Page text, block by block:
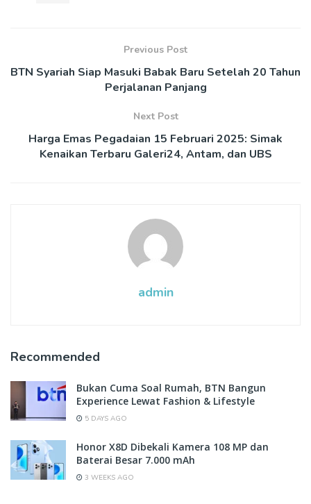
Previous Post
BTN Syariah Siap Masuki Babak Baru Setelah 20 Tahun
Perjalanan Panjang
Next Post
Harga Emas Pegadaian 15 Februari 2025: Simak
Kenaikan Terbaru Galeri24, Antam, dan UBS
admin
Recommended
Bukan Cuma Soal Rumah, BTN Bangun
Experience Lewat Fashion & Lifestyle
5 DAYS AGO
Honor X8D Dibekali Kamera 108 MP dan
Baterai Besar 7.000 mAh
3 WEEKS AGO